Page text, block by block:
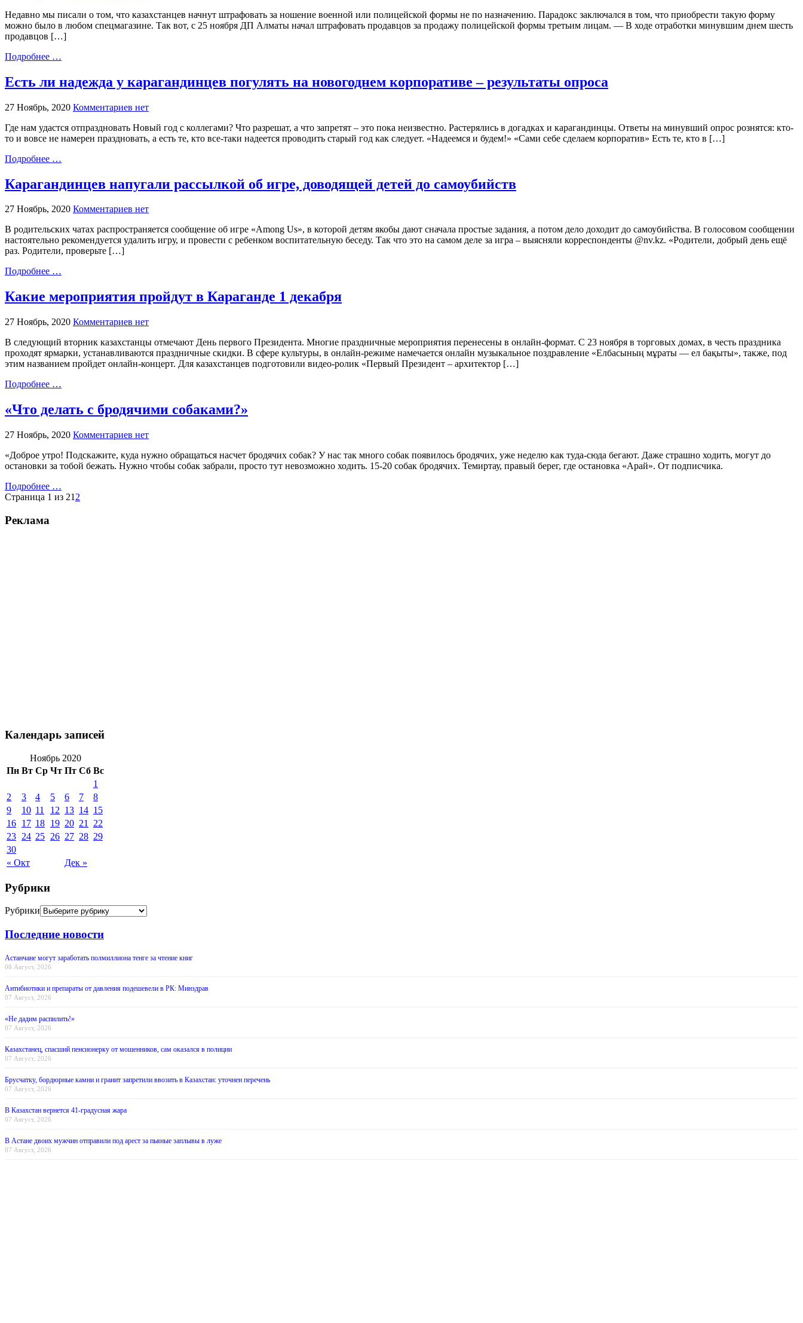
Недавно мы писали о том, что казахстанцев начнут штрафовать за ношение военной или полицейской формы не по назначению. Парадокс заключался в том, что приобрести такую форму
можно было в любом спецмагазине. Так вот, с 25 ноября ДП Алматы начал штрафовать продавцов за продажу полицейской формы третьим лицам. — В ходе отработки минувшим днем шесть
продавцов […]
Подробнее …
Есть ли надежда у карагандинцев погулять на новогоднем корпоративе – результаты опроса
27 Ноябрь, 2020 Комментариев нет
Где нам удастся отпраздновать Новый год с коллегами? Что разрешат, а что запретят – это пока неизвестно. Растерялись в догадках и карагандинцы. Ответы на минувший опрос рознятся: кто-
то и вовсе не намерен праздновать, а есть те, кто все-таки надеется проводить старый год как следует. «Надеемся и будем!» «Сами себе сделаем корпоратив» Есть те, кто в […]
Подробнее …
Карагандинцев напугали рассылкой об игре, доводящей детей до самоубийств
27 Ноябрь, 2020 Комментариев нет
В родительских чатах распространяется сообщение об игре «Among Us», в которой детям якобы дают сначала простые задания, а потом дело доходит до самоубийства. В голосовом сообщении
настоятельно рекомендуется удалить игру, и провести с ребенком воспитательную беседу. Так что это на самом деле за игра – выясняли корреспонденты @nv.kz. «Родители, добрый день ещё
раз. Родители, проверьте […]
Подробнее …
Какие мероприятия пройдут в Караганде 1 декабря
27 Ноябрь, 2020 Комментариев нет
В следующий вторник казахстанцы отмечают День первого Президента. Многие праздничные мероприятия перенесены в онлайн-формат. С 23 ноября в торговых домах, в честь праздника
проходят ярмарки, устанавливаются праздничные скидки. В сфере культуры, в онлайн-режиме намечается онлайн музыкальное поздравление «Елбасының мұраты — ел бақыты», также, под
этим названием пройдет онлайн-концерт. Для казахстанцев подготовили видео-ролик «Первый Президент – архитектор […]
Подробнее …
«Что делать с бродячими собаками?»
27 Ноябрь, 2020 Комментариев нет
«Доброе утро! Подскажите, куда нужно обращаться насчет бродячих собак? У нас так много собак появилось бродячих, уже неделю как туда-сюда бегают. Даже страшно ходить, могут до
остановки за тобой бежать. Нужно чтобы собак забрали, просто тут невозможно ходить. 15-20 собак бродячих. Темиртау, правый берег, где остановка «Арай». От подписчика.
Подробнее …
Страница 1 из 21 2
Реклама
Календарь записей
Ноябрь 2020
Пн Вт Ср Чт Пт Сб Вс
« Окт Дек »
1
2
3 4 5 6 7
8
9
10 11 12 13 14 15
16 17 18 19 20 21
22
23 24 25 26 27 28 29
30
Рубрики
Рубрики
Последние новости
Астанчане могут заработать полмиллиона тенге за чтение книг
08 Август, 2026
Антибиотики и препараты от давления подешевели в РК: Минздрав
07 Август, 2026
«Не дадим распилить!»
07 Август, 2026
Казахстанец, спасший пенсионерку от мошенников, сам оказался в полиции
07 Август, 2026
Брусчатку, бордюрные камни и гранит запретили ввозить в Казахстан: уточнен перечень
07 Август, 2026
В Казахстан вернется 41-градусная жара
07 Август, 2026
В Астане двоих мужчин отправили под арест за пьяные заплывы в луже
07 Август, 2026